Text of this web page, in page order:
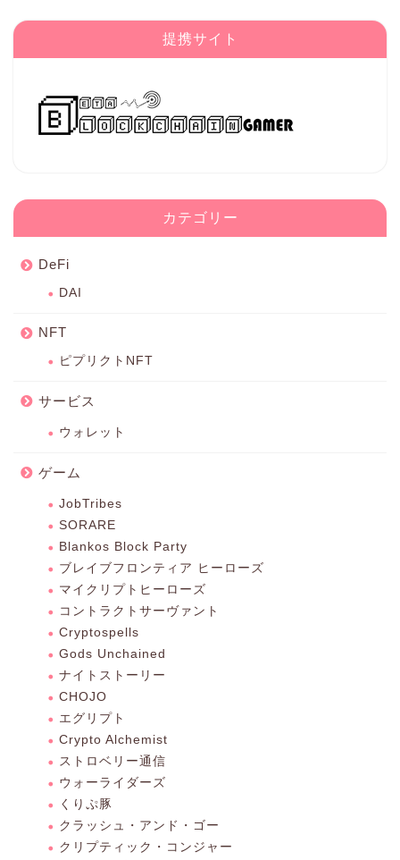
提携サイト
カテゴリー
DeFi
DAI
NFT
ピプリクトNFT
サービス
ウォレット
ゲーム
JobTribes
SORARE
Blankos Block Party
ブレイブフロンティア ヒーローズ
マイクリプトヒーローズ
コントラクトサーヴァント
Cryptospells
Gods Unchained
ナイトストーリー
CHOJO
エグリプト
Crypto Alchemist
ストロベリー通信
ウォーライダーズ
くりぷ豚
クラッシュ・アンド・ゴー
クリプティック・コンジャー